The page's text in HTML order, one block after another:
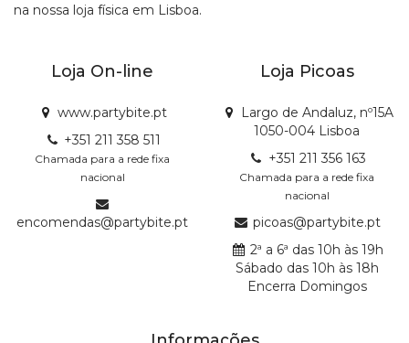
na nossa loja física em Lisboa.
Loja On-line
www.partybite.pt
+351 211 358 511
Chamada para a rede fixa
nacional
encomendas@partybite.pt
Loja Picoas
Largo de Andaluz, nº15A
1050-004 Lisboa
+351 211 356 163
Chamada para a rede fixa
nacional
picoas@partybite.pt
2ª a 6ª das 10h às 19h
Sábado das 10h às 18h
Encerra Domingos